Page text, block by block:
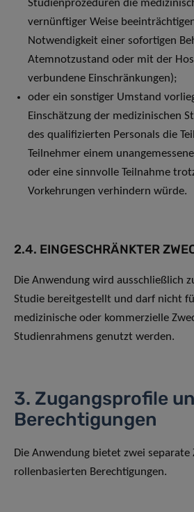
Studienprozeduren die
vernünftiger Weise
Notwendigkeit einer sofortigen
Atemnotzustand oder mit der
verbundene Einschränkungen);
oder ein sonstiger Umstand
Einschätzung der medizinischen
des qualifizierten Personals die
Teilnehmer einem
oder eine sinnvolle Teilnahme
Vorkehrungen verhindern würde.
2.4. EINGESCHRÄNKTER
Die Anwendung wird ausschließlich
Studie bereitgestellt und darf nicht
medizinische oder kommerzielle
Studienrahmens genutzt werden.
3. Zugangsprofile
Berechtigungen
Die Anwendung bietet zwei
rollenbasierten Berechtigungen.